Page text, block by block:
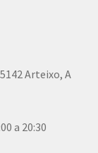
Arteixo, A
a 20:30